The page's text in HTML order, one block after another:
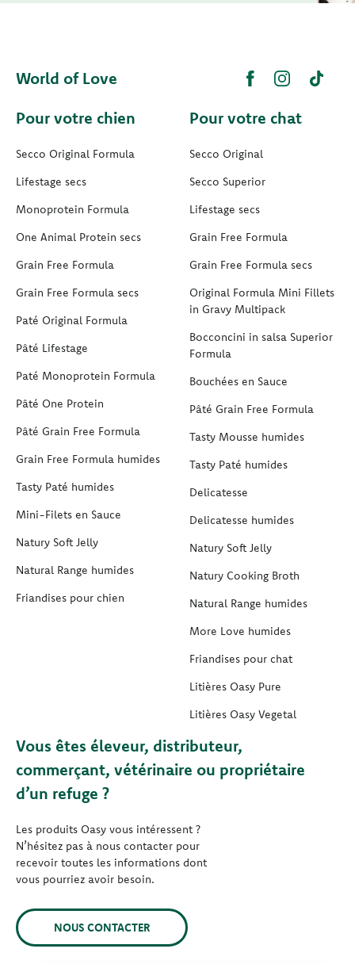
World of Love
Pour votre chien
Secco Original Formula
Lifestage secs
Monoprotein Formula
One Animal Protein secs
Grain Free Formula
Grain Free Formula secs
Paté Original Formula
Pâté Lifestage
Paté Monoprotein Formula
Pâté One Protein
Pâté Grain Free Formula
Grain Free Formula humides
Tasty Paté humides
Mini-Filets en Sauce
Natury Soft Jelly
Natural Range humides
Friandises pour chien
Pour votre chat
Secco Original
Secco Superior
Lifestage secs
Grain Free Formula
Grain Free Formula secs
Original Formula Mini Fillets
in Gravy Multipack
Bocconcini in salsa Superior
Formula
Bouchées en Sauce
Pâté Grain Free Formula
Tasty Mousse humides
Tasty Paté humides
Delicatesse
Delicatesse humides
Natury Soft Jelly
Natury Cooking Broth
Natural Range humides
More Love humides
Friandises pour chat
Litières Oasy Pure
Litières Oasy Vegetal
Vous êtes éleveur, distributeur,
commerçant, vétérinaire ou propriétaire
d’un refuge ?
Les produits Oasy vous intéressent ?
N’hésitez pas à nous contacter pour
recevoir toutes les informations dont
vous pourriez avoir besoin.
NOUS CONTACTER